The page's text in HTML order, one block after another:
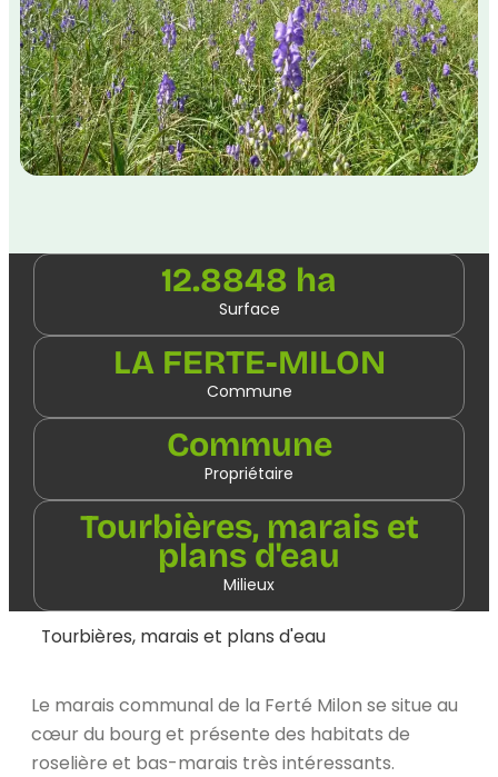
12.8848 ha
Surface
LA FERTE-MILON
Commune
Commune
Propriétaire
Tourbières, marais et
plans d'eau
Milieux
Tourbières, marais et plans d'eau
Le marais communal de la Ferté Milon se situe au
cœur du bourg et présente des habitats de
roselière et bas-marais très intéressants.